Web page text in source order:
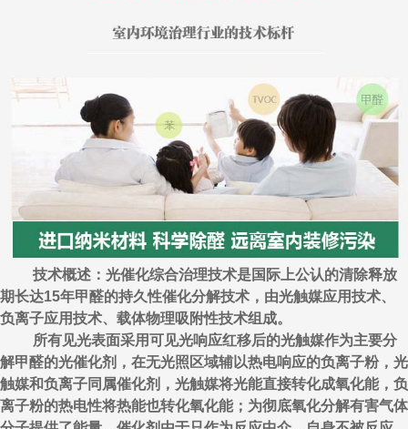
技术概述：光催化综合治理技术是国际上公认的清除释放
期长达15年甲醛的持久性催化分解技术，由光触媒应用技术、
负离子应用技术、载体物理吸附性技术组成。
所有见光表面采用可见光响应红移后的光触媒作为主要分
解甲醛的光催化剂，在无光照区域辅以热电响应的负离子粉，光
触媒和负离子同属催化剂，光触媒将光能直接转化成氧化能，负
离子粉的热电性将热能也转化氧化能；为彻底氧化分解有害气体